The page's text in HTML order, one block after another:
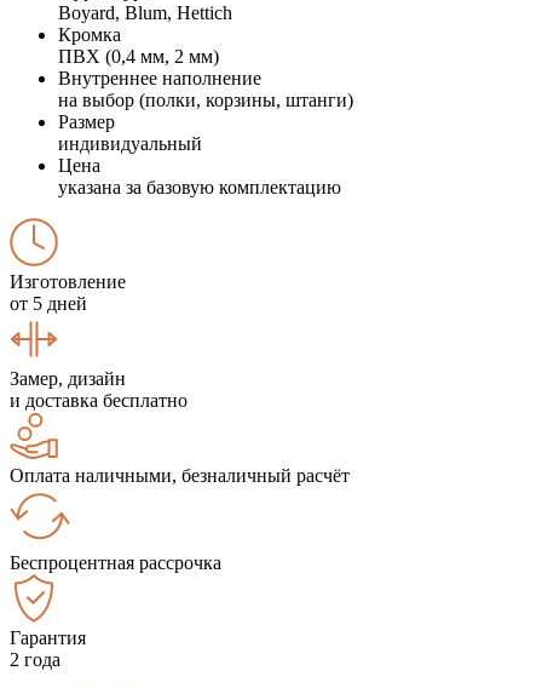
Boyard, Blum, Hettich
Кромка
ПВХ (0,4 мм, 2 мм)
Внутреннее наполнение
на выбор (полки, корзины, штанги)
Размер
индивидуальный
Цена
указана за базовую комплектацию
Изготовление
от 5 дней
Замер, дизайн
и доставка бесплатно
Оплата наличными, безналичный расчёт
Беспроцентная рассрочка
Гарантия
2 года